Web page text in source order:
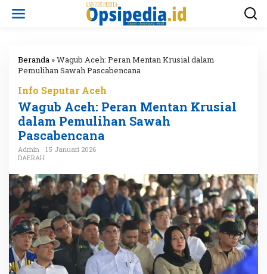
Beranda »Wagub Aceh: Peran Mentan Krusial dalam
Pemulihan Sawah Pascabencana
Info Seputar Aceh
Wagub Aceh: Peran Mentan Krusial
dalam Pemulihan Sawah
Pascabencana
Admin
15 Januari 2026
DAERAH